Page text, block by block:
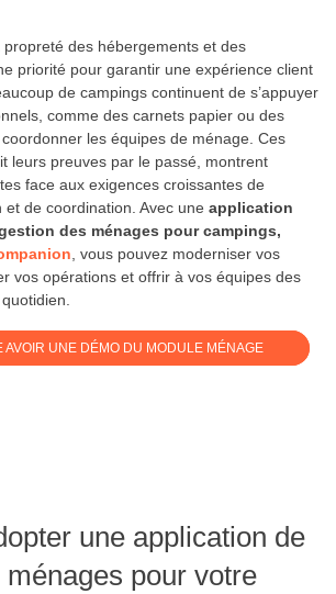
des hébergements et des
priorité pour garantir une expérience client
de campings continuent de s’appuyer
comme des carnets papier ou des
les équipes de ménage. Ces
leurs preuves par le passé, montrent
face aux exigences croissantes de
de coordination. Avec une application
des ménages pour campings,
, vous pouvez moderniser vos
vos opérations et offrir à vos équipes des
AVOIR UNE DÉMO DU MODULE MÉNAGE
une application de
pour votre